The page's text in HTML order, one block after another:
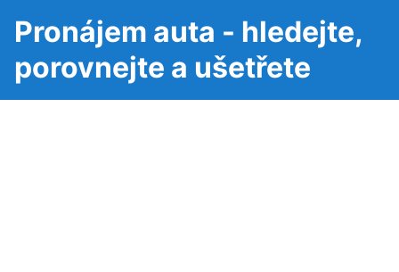
Pronájem auta - hledejte,
porovnejte a ušetřete